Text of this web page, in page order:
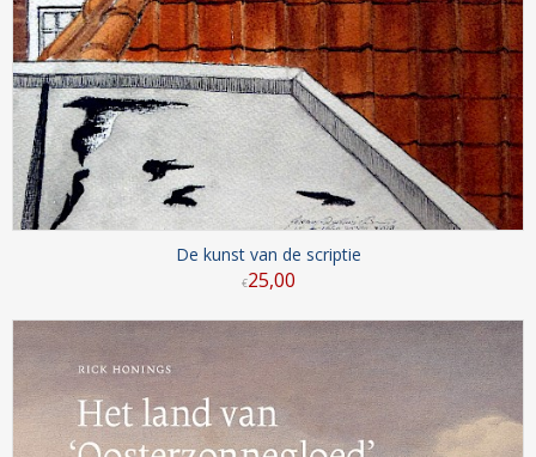
De kunst van de scriptie
€25,00